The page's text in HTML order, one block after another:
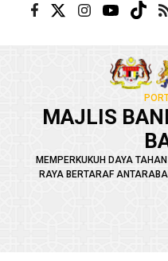
Langkau ke kandungan utama
MAJLIS
MEMPERKUKUH DAYA
RAYA BERTARAF